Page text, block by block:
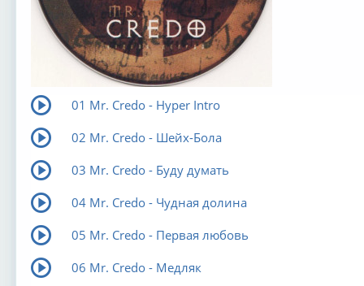
01 Mr. Credo - Hyper Intro
02 Mr. Credo - Шейх-Бола
03 Mr. Credo - Буду думать
04 Mr. Credo - Чудная долина
05 Mr. Credo - Первая любовь
06 Mr. Credo - Медляк